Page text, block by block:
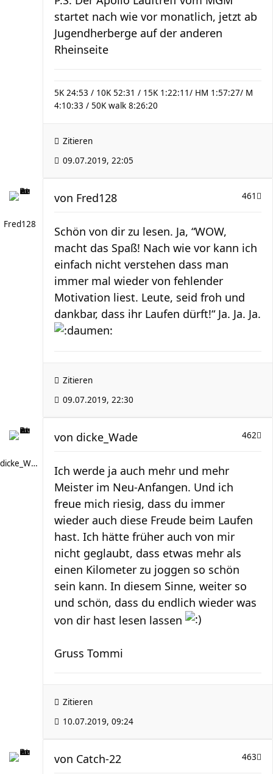
startet nach wie vor monatlich, jetzt ab
Jugendherberge auf der anderen
Rheinseite
5K 24:53 / 10K 52:31 / 15K 1:22:11/ HM 1:57:27/ M
4:10:33 / 50K walk 8:26:20
Zitieren
09.07.2019, 22:05
Fred128
461
von Fred128
Schön von dir zu lesen. Ja, “WOW,
macht das Spaß! Nach wie vor kann ich
einfach nicht verstehen dass man
immer mal wieder von fehlender
Motivation liest. Leute, seid froh und
dankbar, dass ihr Laufen dürft!“ Ja. Ja. Ja.
Zitieren
09.07.2019, 22:30
dicke_Wade
462
von dicke_Wade
Ich werde ja auch mehr und mehr
Meister im Neu-Anfangen. Und ich
freue mich riesig, dass du immer
wieder auch diese Freude beim Laufen
hast. Ich hätte früher auch von mir
nicht geglaubt, dass etwas mehr als
einen Kilometer zu joggen so schön
sein kann. In diesem Sinne, weiter so
und schön, dass du endlich wieder was
von dir hast lesen lassen
Gruss Tommi
Zitieren
10.07.2019, 09:24
463
von Catch-22